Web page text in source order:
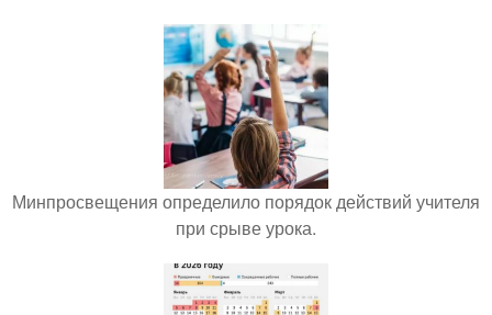
Минпросвещения определило порядок действий учителя
при срыве урока.